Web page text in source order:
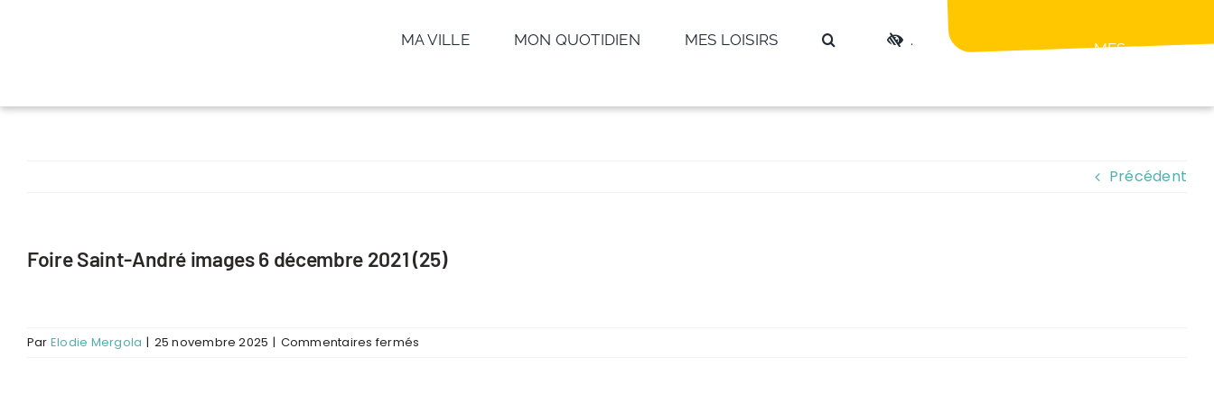
MA VILLE MON QUOTIDIEN MES LOISIRS .
MES
Précédent
Foire Saint-André images 6 décembre 2021 (25)
Par Elodie Mergola | 25 novembre 2025 | Commentaires fermés